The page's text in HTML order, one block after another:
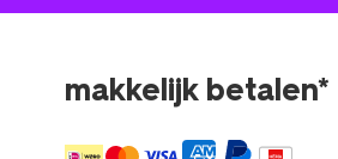
makkelijk betalen*